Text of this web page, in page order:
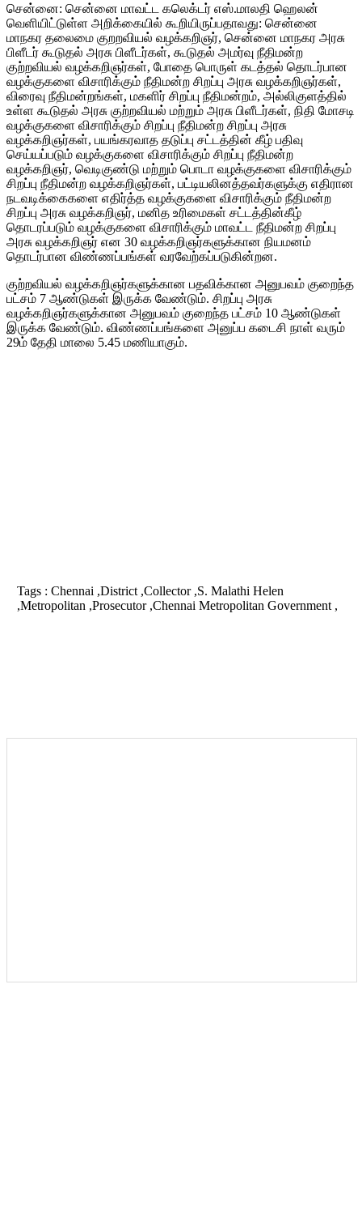
சென்னை: சென்னை மாவட்ட கலெக்டர் எஸ்.மாலதி ஹெலன்
வெளியிட்டுள்ள அறிக்கையில் கூறியிருப்பதாவது: சென்னை
மாநகர தலைமை குறறவியல் வழக்கறிஞர், சென்னை மாநகர அரசு
பிளீடர் கூடுதல் அரசு பிளீடர்கள், கூடுதல் அமர்வு நீதிமன்ற
குற்றவியல் வழக்கறிஞர்கள், போதை பொருள் கடத்தல் தொடர்பான
வழக்குகளை விசாரிக்கும் நீதிமன்ற சிறப்பு அரசு வழக்கறிஞர்கள்,
விரைவு நீதிமன்றங்கள், மகளிர் சிறப்பு நீதிமன்றம், அல்லிகுளத்தில்
உள்ள கூடுதல் அரசு குற்றவியல் மற்றும் அரசு பிளீடர்கள், நிதி மோசடி
வழக்குகளை விசாரிக்கும் சிறப்பு நீதிமன்ற சிறப்பு அரசு
வழக்கறிஞர்கள், பயங்கரவாத தடுப்பு சட்டத்தின் கீழ் பதிவு
செய்யப்படும் வழக்குகளை விசாரிக்கும் சிறப்பு நீதிமன்ற
வழக்கறிஞர், வெடிகுண்டு மற்றும் பொடா வழக்குகளை விசாரிக்கும்
சிறப்பு நீதிமன்ற வழக்கறிஞர்கள், பட்டியலினத்தவர்களுக்கு எதிரான
நடவடிக்கைகளை எதிர்த்த வழக்குகளை விசாரிக்கும் நீதிமன்ற
சிறப்பு அரசு வழக்கறிஞர், மனித உரிமைகள் சட்டத்தின்கீழ்
தொடரப்படும் வழக்குகளை விசாரிக்கும் மாவட்ட நீதிமன்ற சிறப்பு
அரசு வழக்கறிஞர் என 30 வழக்கறிஞர்களுக்கான நியமனம்
தொடர்பான விண்ணப்பங்கள் வரவேற்கப்படுகின்றன.
குற்றவியல் வழக்கறிஞர்களுக்கான பதவிக்கான அனுபவம் குறைந்த
பட்சம் 7 ஆண்டுகள் இருக்க வேண்டும். சிறப்பு அரசு
வழக்கறிஞர்களுக்கான அனுபவம் குறைந்த பட்சம் 10 ஆண்டுகள்
இருக்க வேண்டும். விண்ணப்பங்களை அனுப்ப கடைசி நாள் வரும்
29ம் தேதி மாலை 5.45 மணியாகும்.
Tags : Chennai ,District ,Collector ,S. Malathi Helen
,Metropolitan ,Prosecutor ,Chennai Metropolitan Government ,